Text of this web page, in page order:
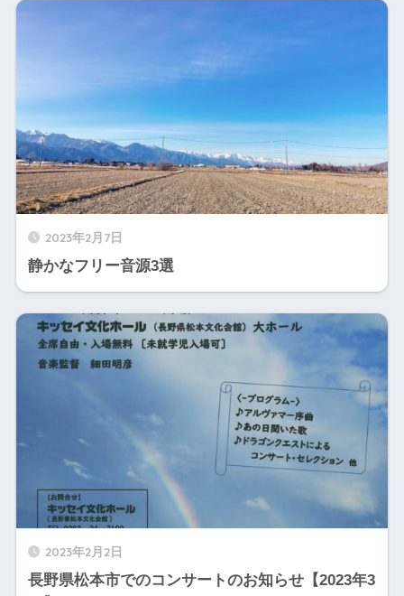
2023年2月7日
静かなフリー音源3選
2023年2月2日
長野県松本市でのコンサートのお知らせ【2023年3